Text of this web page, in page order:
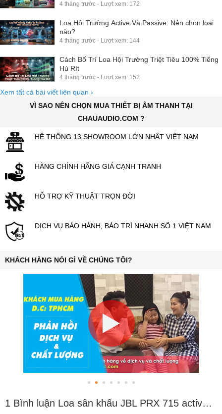
4 tháng trước - Lượt xem: 172
Loa Hội Trường Active Và Passive: Nên chọn loại
nào?
4 tháng trước - Lượt xem: 144
Cách Bố Trí Loa Hội Trường Triệt Tiêu 100% Tiếng
Hú Rít
4 tháng trước - Lượt xem: 152
Xem tất cả bài viết liên quan ›
VÌ SAO NÊN CHỌN MUA THIẾT BỊ ÂM THANH TẠI
CHAUAUDIO.COM ?
HỆ THỐNG 13 SHOWROOM LỚN NHẤT VIỆT NAM
HÀNG CHÍNH HÃNG GIÁ CẠNH TRANH
HỖ TRỢ KỸ THUẬT TRỌN ĐỜI
DỊCH VỤ BẢO HÀNH, BẢO TRÌ NHANH SỐ 1 VIỆT NAM
KHÁCH HÀNG NÓI GÌ VỀ CHÚNG TÔI?
1 Bình luận Loa sân khấu JBL PRX 715 active (Full 4 tấc đơn)